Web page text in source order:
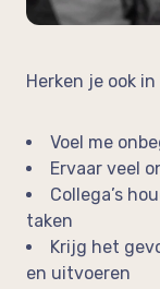
In de media
Herken je ook
Voel me
Ervaar veel
Collega’s
taken
Krijg het
en uitvoeren